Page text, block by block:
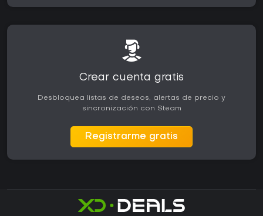
Crear cuenta gratis
Desbloquea listas de deseos, alertas de precio y
sincronización con Steam
Registrarme gratis